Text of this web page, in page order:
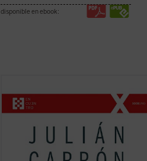
disponible en ebook:
En intenso y lúcido diálogo con el
conocido vaticanista Andrea Tornielli,
Julián Carrón --responsable de Comunión
y Liberación desde 2005 hasta 2021--
responde a estas y otras muchas
cuestiones sobre el núcleo esencial de la
fe cristiana, ...
(ver ficha)